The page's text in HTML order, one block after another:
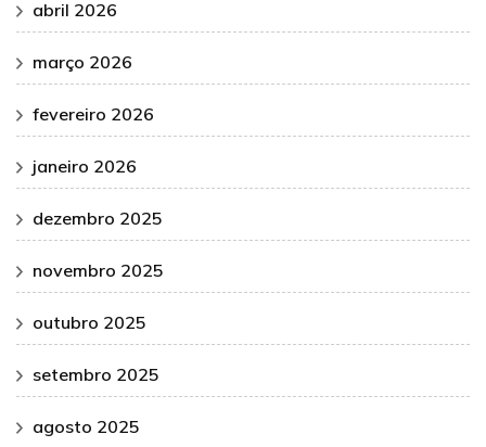
abril 2026
março 2026
fevereiro 2026
janeiro 2026
dezembro 2025
novembro 2025
outubro 2025
setembro 2025
agosto 2025